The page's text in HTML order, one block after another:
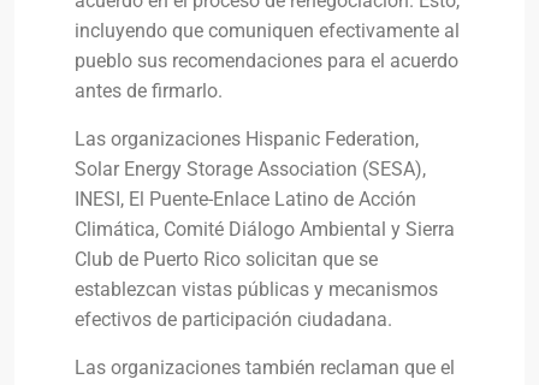
incluyendo que comuniquen efectivamente al
pueblo sus recomendaciones para el acuerdo
antes de firmarlo.
Las organizaciones Hispanic Federation,
Solar Energy Storage Association (SESA),
INESI, El Puente-Enlace Latino de Acción
Climática, Comité Diálogo Ambiental y Sierra
Club de Puerto Rico solicitan que se
establezcan vistas públicas y mecanismos
efectivos de participación ciudadana.
Las organizaciones también reclaman que el